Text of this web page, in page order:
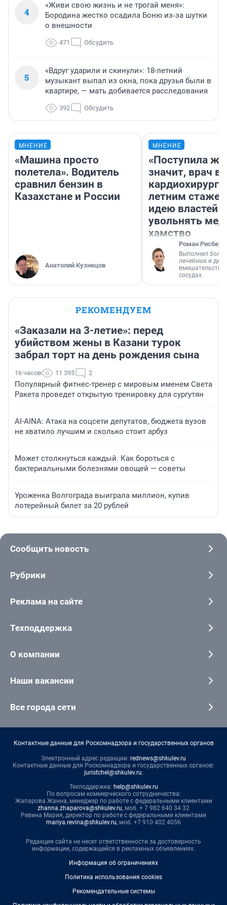
4
«Живи свою жизнь и не трогай меня»:
Бородина жестко осадила Боню из‑за шутки
о внешности
471 Обсудить
5
«Вдруг ударили и скинули»: 18-летний
музыкант выпал из окна, пока друзья были в
квартире, — мать добивается расследования
392 Обсудить
МНЕНИЕ
«Машина просто
полетела». Водитель
сравнил бензин в
Казахстане и России
Анатолий Кузнецов
МНЕНИЕ
«Поступила
значит, врач
кардиохирург
летним
идею властей
увольнять
хамство
Роман Рисберг
Выполнил
лечебных и
вмешательств
сосудах.
РЕКОМЕНДУЕМ
«Заказали на 3-летие»: перед
убийством жены в Казани турок
забрал торт на день рождения сына
16 часов 11 395 2
Популярный фитнес-тренер с мировым именем Света
Ракета проведет открытую тренировку для сургутян
AI-AINA: Атака на соцсети депутатов, бюджета вузов
не хватило лучшим и сколько стоит арбуз
Может столкнуться каждый. Как бороться с
бактериальными болезнями овощей — советы
Уроженка Волгограда выиграла миллион, купив
лотерейный билет за 20 рублей
Сообщить новость
Рубрики
Реклама на сайте
Техподдержка
О компании
Наши вакансии
Все города сети
Контактные данные для Роскомнадзора и государственных органов
Электронный адрес редакции: rednews@shkulev.ru
Контактные данные для Роскомнадзора и государственных органов:
juristchel@shkulev.ru.
Техподдержка: help@shkulev.ru
По вопросам коммерческого сотрудничества:
Жапарова Жанна, менеджер по работе с федеральными клиентами
zhanna.zhaparova@shkulev.ru, моб. + 7 982 640 34 32
Ревина Мария, директор по работе с федеральными клиентами
mariya.revina@shkulev.ru, моб. +7 910 402 4056
Редакция сайта не несет ответственности за достоверность
информации, содержащейся в рекламных объявлениях.
Информация об ограничениях
Политика использования cookies
Рекомендательные системы